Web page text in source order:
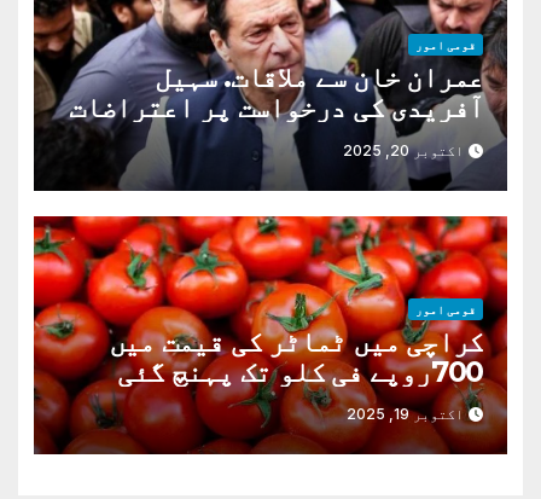
قومی امور
عمران خان سے ملاقات. سہیل
آفریدی کی درخواست پر اعتراضات
دوراکتوبر 20, 2025
قومی امور
کراچی میں ٹماٹر کی قیمت میں
700روپے فی کلو تک پہنچ گئی
اکتوبر 19, 2025